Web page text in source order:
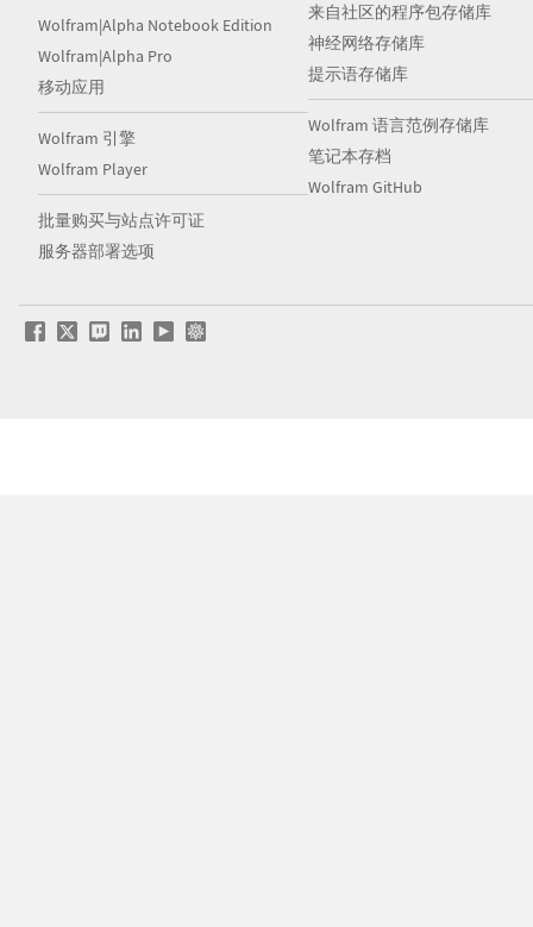
Wolfram|Alpha Notebook Edition
Wolfram|Alpha Pro
移动应用
Wolfram 引擎
Wolfram Player
批量购买与站点许可证
服务器部署选项
来自社区的程序包存储库
神经网络存储库
提示语存储库
Wolfram 语言范例存储库
笔记本存档
Wolfram GitHub